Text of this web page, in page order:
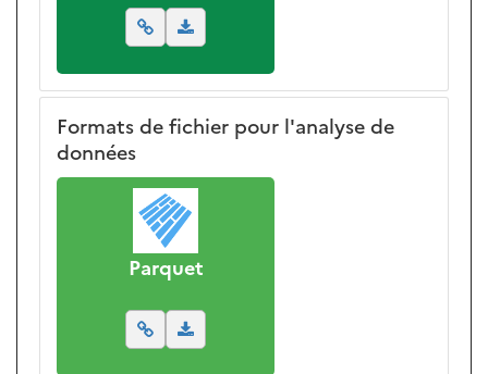
Formats de fichier pour l'analyse de
données
Parquet